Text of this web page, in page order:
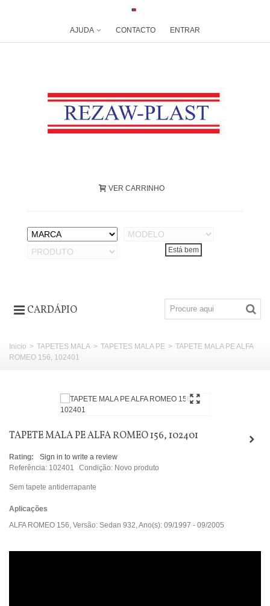
AJUDA CONTACTO ENTRAR
VER CARRINHO
CARDÁPIO
Inicio > TAPETES MALA > TAPETES MALA PE > TAPETE MALA PE ALFA
ROMEO 156, 102401
TAPETE MALA PE ALFA ROMEO 156, 102401
Rating:
Sign in to write a review
Referência: 102401 Condição: Novo produto
Sem tapete antiderrapante
Aplicações
ALFA ROMEO 156, Versão: Sedan 932, Ano(s): 09/1997 - 09/2005